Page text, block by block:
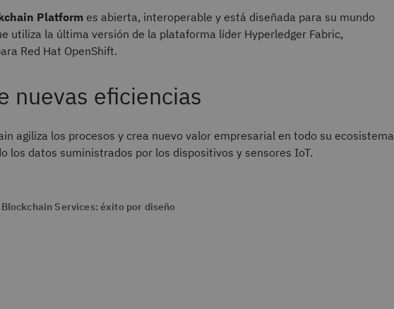
Platform es abierta, interoperable y está diseñada para su mundo
utiliza la última versión de la plataforma líder Hyperledger Fabric,
Red Hat OpenShift.
nuevas eficiencias
agiliza los procesos y crea nuevo valor empresarial en todo su ecosistema
los datos suministrados por los dispositivos y sensores IoT.
Blockchain Services: éxito por diseño